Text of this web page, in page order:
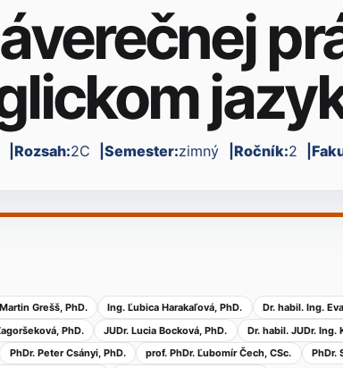
Rozsah:2C Semester:zimný Ročník:2
Grešš, PhD. Ing. Ľubica Harakaľová, PhD. Dr. habil. Ing.
PhD. JUDr. Lucia Bocková, PhD. Dr. habil. JUDr. Ing.
PhDr. Peter Csányi, PhD. prof. PhDr. Ľubomír Čech, CSc. PhDr.